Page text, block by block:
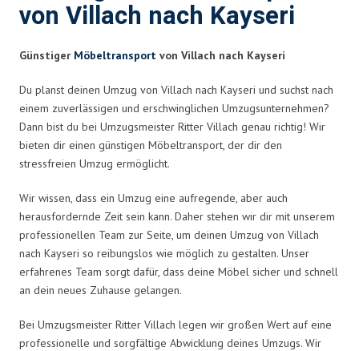
von Villach nach Kayseri
Günstiger Möbeltransport von Villach nach Kayseri
Du planst deinen Umzug von Villach nach Kayseri und suchst nach
einem zuverlässigen und erschwinglichen Umzugsunternehmen?
Dann bist du bei Umzugsmeister Ritter Villach genau richtig! Wir
bieten dir einen günstigen Möbeltransport, der dir den
stressfreien Umzug ermöglicht.
Wir wissen, dass ein Umzug eine aufregende, aber auch
herausfordernde Zeit sein kann. Daher stehen wir dir mit unserem
professionellen Team zur Seite, um deinen Umzug von Villach
nach Kayseri so reibungslos wie möglich zu gestalten. Unser
erfahrenes Team sorgt dafür, dass deine Möbel sicher und schnell
an dein neues Zuhause gelangen.
Bei Umzugsmeister Ritter Villach legen wir großen Wert auf eine
professionelle und sorgfältige Abwicklung deines Umzugs. Wir